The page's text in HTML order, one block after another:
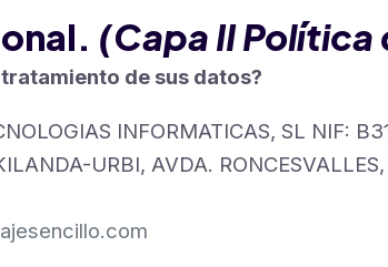
(Capa II
de sus datos?
INFORMATICAS, SL NIF:
URBI, AVDA.